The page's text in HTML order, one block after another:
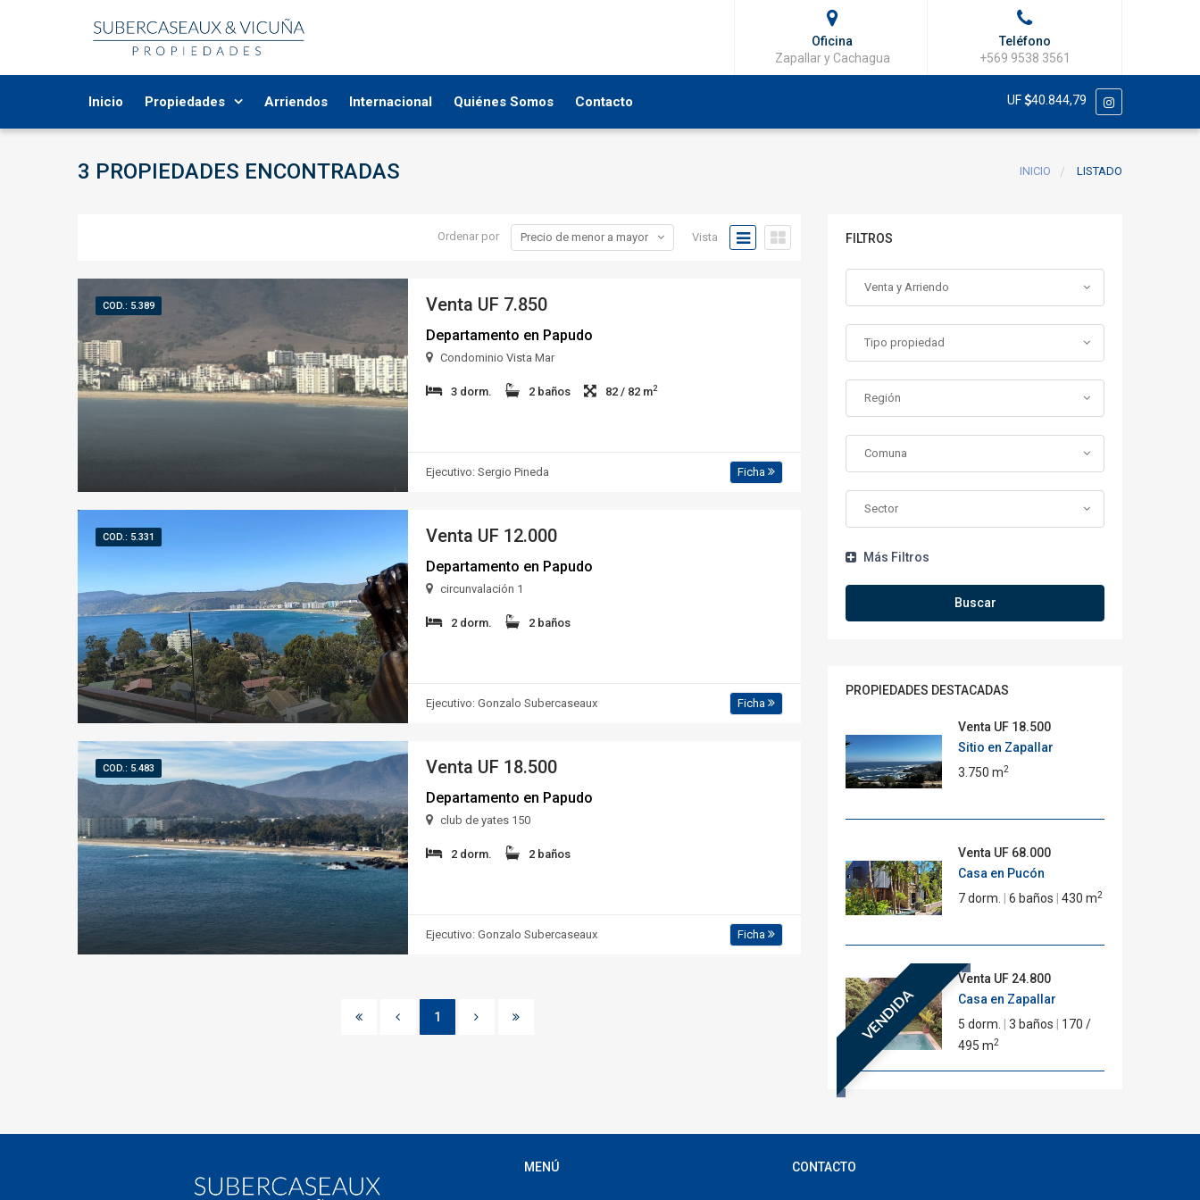
Oficina
Zapallar y Cachagua
Teléfono
+569 9538 3561
Inicio Propiedades Arriendos Internacional Quiénes Somos Contacto UF 40.844,79
3 PROPIEDADES ENCONTRADAS INICIO LISTADO
Ordenar por Precio de menor a mayor Vista
COD.: 5.389 Venta UF 7.850
Departamento en Papudo
Condominio Vista Mar
3 dorm. 2 baños 82 / 82 m2
Ejecutivo: Sergio Pineda Ficha
COD.: 5.331 Venta UF 12.000
Departamento en Papudo
circunvalación 1
2 dorm. 2 baños
Ejecutivo: Gonzalo Subercaseaux Ficha
COD.: 5.483 Venta UF 18.500
Departamento en Papudo
club de yates 150
2 dorm. 2 baños
Ejecutivo: Gonzalo Subercaseaux Ficha
1
FILTROS
Venta y Arriendo
Tipo propiedad
Región
Comuna
Sector
Más Filtros
Buscar
PROPIEDADES DESTACADAS
Venta UF 18.500
Sitio en Zapallar
3.750 m2
Venta UF 68.000
Casa en Pucón
7 dorm.
6 baños 430 m2
VENDIDA
Venta UF 24.800
Casa en Zapallar
5 dorm.
3 baños
170 /
495 m2
MENÚ CONTACTO